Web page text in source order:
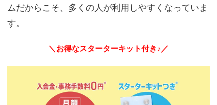
ムだからこそ、多くの人が利用しやすくなっていま
す。
＼お得なスターターキット付き♪／